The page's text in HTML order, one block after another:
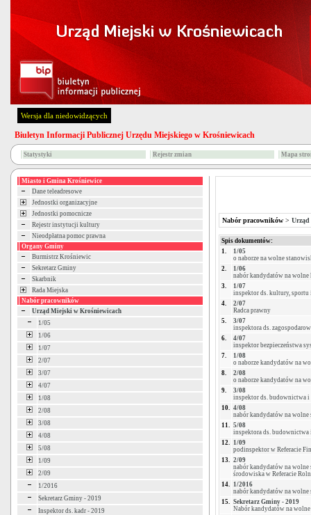
Wersja dla niedowidzących
Biuletyn Informacji Publicznej Urzędu Miejskiego w Krośniewicach
Statystyki Rejestr zmian Mapa
Miasto i Gmina Krośniewice
Dane teleadresowe
Jednostki organizacyjne
Jednostki pomocnicze
Rejestr instytucji kultury
Nieodpłatna pomoc prawna
Organy Gminy
Burmistrz Krośniewic
Sekretarz Gminy
Skarbnik
Rada Miejska
Nabór pracowników
Urząd Miejski w Krośniewicach
1/05
1/06
1/07
2/07
3/07
4/07
1/08
2/08
3/08
4/08
5/08
1/09
2/09
1/2016
Sekretarz Gminy - 2019
Inspektor ds. kadr - 2019
Nabór pracowników >
Spis dokumentów:
1.
1/05
o naborze na wolne
2.
1/06
nabór kandydatów na
3.
1/07
inspektor ds. kultury, sportu
4.
2/07
Radca prawny
5.
3/07
inspektora ds.
6.
4/07
inspektor bezpieczeństwa
7.
1/08
o naborze kandydatów na
8.
2/08
o naborze kandydatów na
9.
3/08
inspektor ds. budownictwa
10. 4/08
nabór kandydatów na
11. 5/08
inspektora ds.
12. 1/09
podinspektor w Referacie
13. 2/09
nabór kandydatów na
środowiska w Referacie
14. 1/2016
nabór kandydatów na
15. Sekretarz Gminy - 2019
Nabór kandydatów na